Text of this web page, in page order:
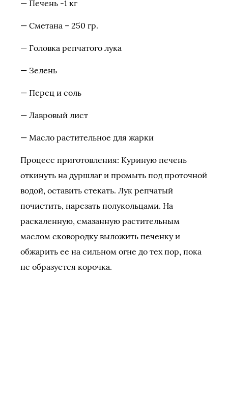
— Печень -1 кг
— Сметана – 250 гр.
— Головка репчатого лука
— Зелень
— Перец и соль
— Лавровый лист
— Масло растительное для жарки
Процесс приготовления: Куриную печень
откинуть на дуршлаг и промыть под проточной
водой, оставить стекать. Лук репчатый
почистить, нарезать полукольцами. На
раскаленную, смазанную растительным
маслом сковородку выложить печенку и
обжарить ее на сильном огне до тех пор, пока
не образуется корочка.